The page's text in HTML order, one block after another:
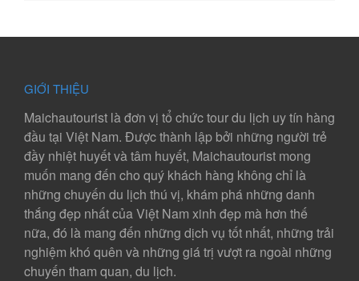
GIỚI THIỆU
Maichautourist là đơn vị tổ chức tour du lịch uy tín hàng
đầu tại Việt Nam. Được thành lập bởi những người trẻ
đầy nhiệt huyết và tâm huyết, Maichautourist mong
muốn mang đến cho quý khách hàng không chỉ là
những chuyến du lịch thú vị, khám phá những danh
thắng đẹp nhất của Việt Nam xinh đẹp mà hơn thế
nữa, đó là mang đến những dịch vụ tốt nhất, những trải
nghiệm khó quên và những giá trị vượt ra ngoài những
chuyến tham quan, du lịch.